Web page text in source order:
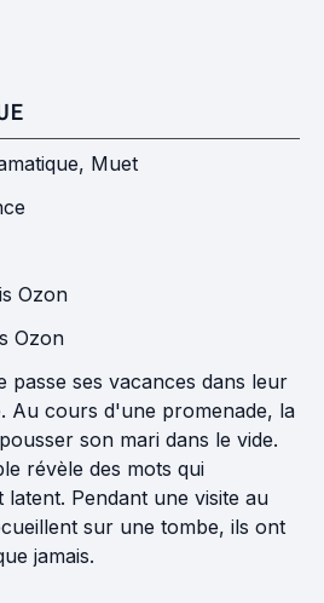
, Muet
Ozon
Ozon
passe ses vacances dans leur
Au cours d'une promenade, la
son mari dans le vide.
révèle des mots qui
Pendant une visite au
sur une tombe, ils ont
jamais.